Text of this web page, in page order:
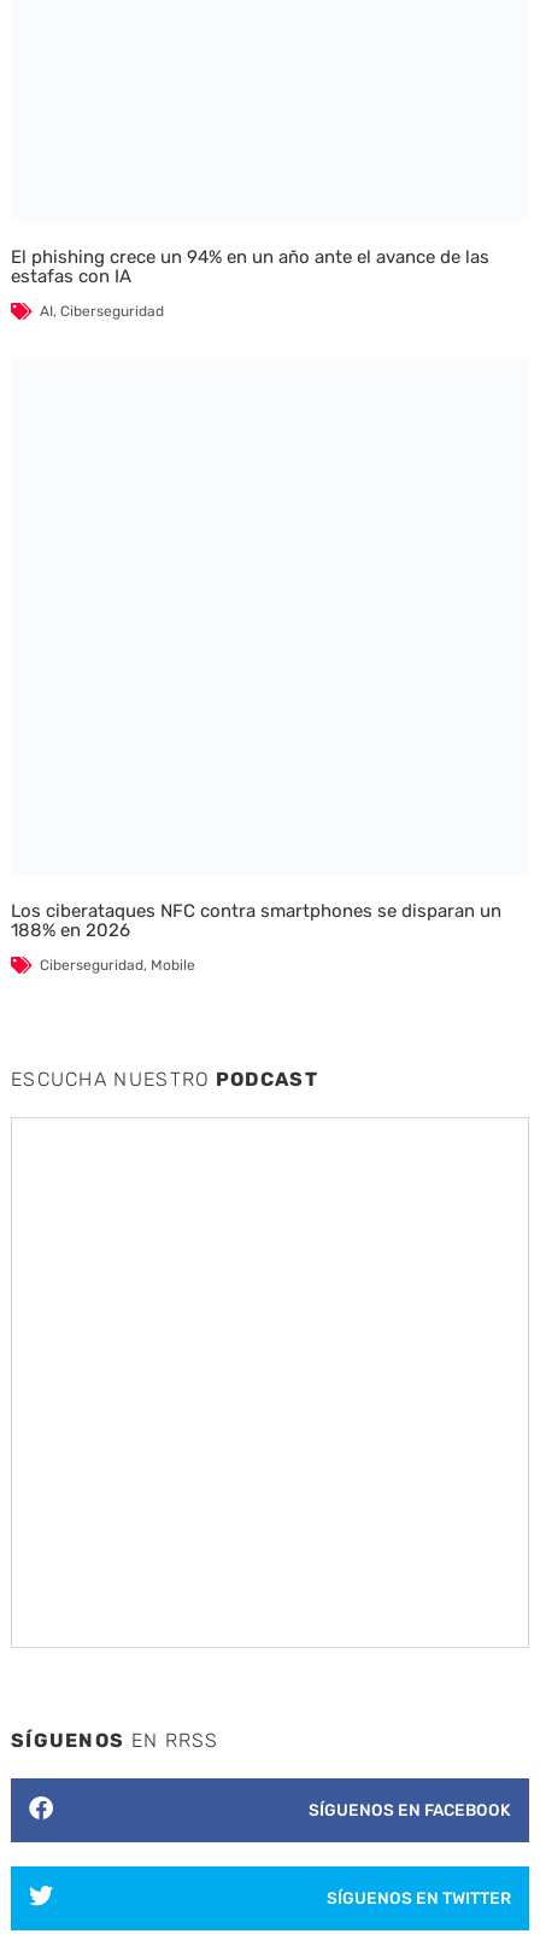
El phishing crece un 94% en un año ante el avance de las
estafas con IA
AI, Ciberseguridad
Los ciberataques NFC contra smartphones se disparan un
188% en 2026
Ciberseguridad, Mobile
ESCUCHA NUESTRO PODCAST
SÍGUENOS EN RRSS
SÍGUENOS EN FACEBOOK
SÍGUENOS EN TWITTER